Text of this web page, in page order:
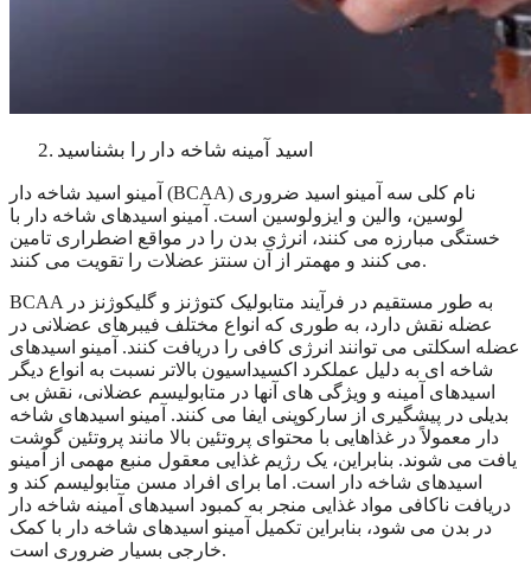
2. اسید آمینه شاخه دار را بشناسید
آمینو اسید شاخه دار (BCAA) نام کلی سه آمینو اسید ضروری
لوسین، والین و ایزولوسین است. آمینو اسیدهای شاخه دار با
خستگی مبارزه می کنند، انرژی بدن را در مواقع اضطراری تامین
می کنند و مهمتر از آن سنتز عضلات را تقویت می کنند.
BCAA به طور مستقیم در فرآیند متابولیک کتوژنز و گلیکوژنز در
عضله نقش دارد، به طوری که انواع مختلف فیبرهای عضلانی در
عضله اسکلتی می توانند انرژی کافی را دریافت کنند. آمینو اسیدهای
شاخه ای به دلیل عملکرد اکسیداسیون بالاتر نسبت به انواع دیگر
اسیدهای آمینه و ویژگی های آنها در متابولیسم عضلانی، نقش بی
بدیلی در پیشگیری از سارکوپنی ایفا می کنند. آمینو اسیدهای شاخه
دار معمولاً در غذاهایی با محتوای پروتئین بالا مانند پروتئین گوشت
یافت می شوند. بنابراین، یک رژیم غذایی معقول منبع مهمی از آمینو
اسیدهای شاخه دار است. اما برای افراد مسن متابولیسم کند و
دریافت ناکافی مواد غذایی منجر به کمبود اسیدهای آمینه شاخه دار
در بدن می شود، بنابراین تکمیل آمینو اسیدهای شاخه دار با کمک
خارجی بسیار ضروری است.